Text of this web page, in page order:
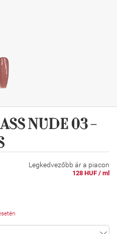
NUDE 03 -
Legkedvezőbb ár a piacon
128 HUF / ml